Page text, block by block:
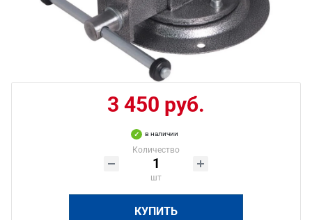
3 450 руб.
в наличии
Количество
шт
КУПИТЬ